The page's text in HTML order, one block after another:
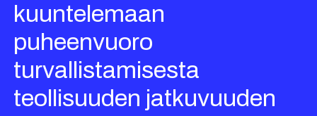
kuuntelemaan
puheenvuoro
turvallistamisesta
teollisuuden jatkuvuuden